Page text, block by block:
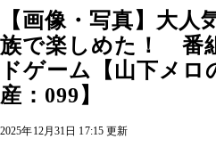
【画像・写真】大人
族で楽しめた！ 番
ドゲーム【山下メロ
産：099】
2025年12月31日 17:15 更新